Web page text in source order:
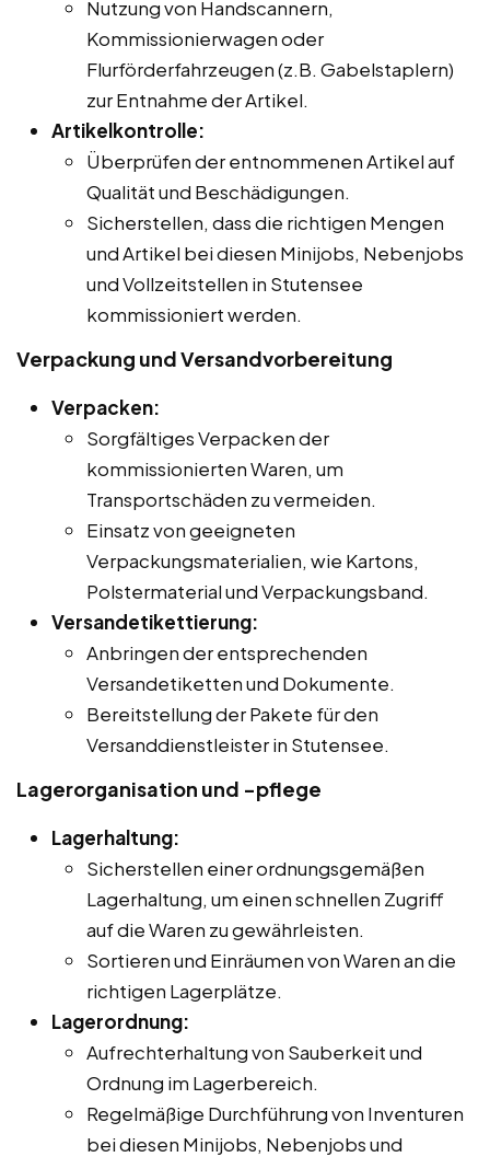
Nutzung von Handscannern,
Kommissionierwagen oder
Flurförderfahrzeugen (z.B. Gabelstaplern)
zur Entnahme der Artikel.
Artikelkontrolle:
Überprüfen der entnommenen Artikel auf
Qualität und Beschädigungen.
Sicherstellen, dass die richtigen Mengen
und Artikel bei diesen Minijobs, Nebenjobs
und Vollzeitstellen in Stutensee
kommissioniert werden.
Verpackung und Versandvorbereitung
Verpacken:
Sorgfältiges Verpacken der
kommissionierten Waren, um
Transportschäden zu vermeiden.
Einsatz von geeigneten
Verpackungsmaterialien, wie Kartons,
Polstermaterial und Verpackungsband.
Versandetikettierung:
Anbringen der entsprechenden
Versandetiketten und Dokumente.
Bereitstellung der Pakete für den
Versanddienstleister in Stutensee.
Lagerorganisation und -pflege
Lagerhaltung:
Sicherstellen einer ordnungsgemäßen
Lagerhaltung, um einen schnellen Zugriff
auf die Waren zu gewährleisten.
Sortieren und Einräumen von Waren an die
richtigen Lagerplätze.
Lagerordnung:
Aufrechterhaltung von Sauberkeit und
Ordnung im Lagerbereich.
Regelmäßige Durchführung von Inventuren
bei diesen Minijobs, Nebenjobs und